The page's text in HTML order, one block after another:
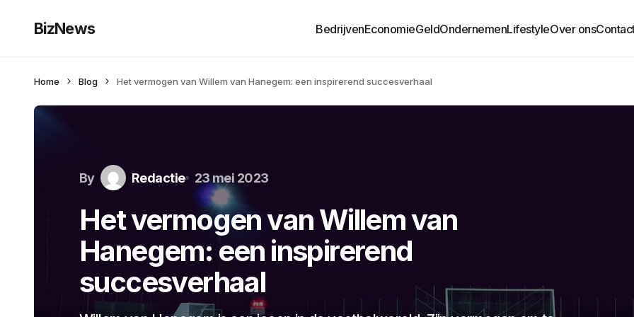
BizNews BedrijvenEconomieGeldOndernemenLifestyleOver ons
Home Blog Het vermogen van Willem van Hanegem: een inspirerend succesverhaal
By Redactie 23 mei 2023
Het vermogen van Willem van
Hanegem: een inspirerend
succesverhaal